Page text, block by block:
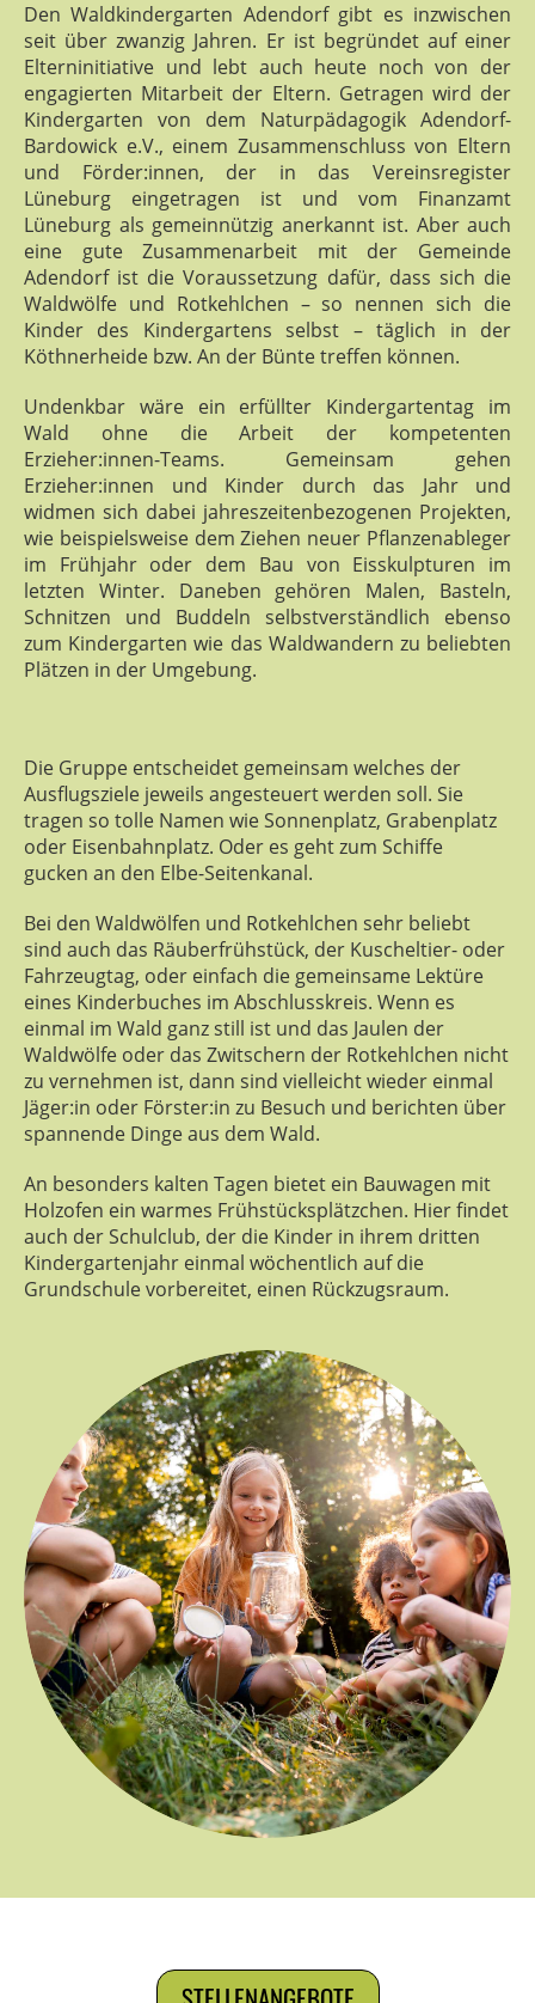
Den Waldkindergarten Adendorf gibt es inzwischen
seit über zwanzig Jahren. Er ist begründet auf einer
Elterninitiative und lebt auch heute noch von der
engagierten Mitarbeit der Eltern. Getragen wird der
Kindergarten von dem Naturpädagogik Adendorf-
Bardowick e.V., einem Zusammenschluss von Eltern
und Förder:innen, der in das Vereinsregister
Lüneburg eingetragen ist und vom Finanzamt
Lüneburg als gemeinnützig anerkannt ist. Aber auch
eine gute Zusammenarbeit mit der Gemeinde
Adendorf ist die Voraussetzung dafür, dass sich die
Waldwölfe und Rotkehlchen – so nennen sich die
Kinder des Kindergartens selbst – täglich in der
Köthnerheide bzw. An der Bünte treffen können.
Undenkbar wäre ein erfüllter Kindergartentag im
Wald ohne die Arbeit der kompetenten
Erzieher:innen-Teams. Gemeinsam gehen
Erzieher:innen und Kinder durch das Jahr und
widmen sich dabei jahreszeitenbezogenen Projekten,
wie beispielsweise dem Ziehen neuer Pflanzenableger
im Frühjahr oder dem Bau von Eisskulpturen im
letzten Winter. Daneben gehören Malen, Basteln,
Schnitzen und Buddeln selbstverständlich ebenso
zum Kindergarten wie das Waldwandern zu beliebten
Plätzen in der Umgebung.
Die Gruppe entscheidet gemeinsam welches der
Ausflugsziele jeweils angesteuert werden soll. Sie
tragen so tolle Namen wie Sonnenplatz, Grabenplatz
oder Eisenbahnplatz. Oder es geht zum Schiffe
gucken an den Elbe-Seitenkanal.
Bei den Waldwölfen und Rotkehlchen sehr beliebt
sind auch das Räuberfrühstück, der Kuscheltier- oder
Fahrzeugtag, oder einfach die gemeinsame Lektüre
eines Kinderbuches im Abschlusskreis. Wenn es
einmal im Wald ganz still ist und das Jaulen der
Waldwölfe oder das Zwitschern der Rotkehlchen nicht
zu vernehmen ist, dann sind vielleicht wieder einmal
Jäger:in oder Förster:in zu Besuch und berichten über
spannende Dinge aus dem Wald.
An besonders kalten Tagen bietet ein Bauwagen mit
Holzofen ein warmes Frühstücksplätzchen. Hier findet
auch der Schulclub, der die Kinder in ihrem dritten
Kindergartenjahr einmal wöchentlich auf die
Grundschule vorbereitet, einen Rückzugsraum.